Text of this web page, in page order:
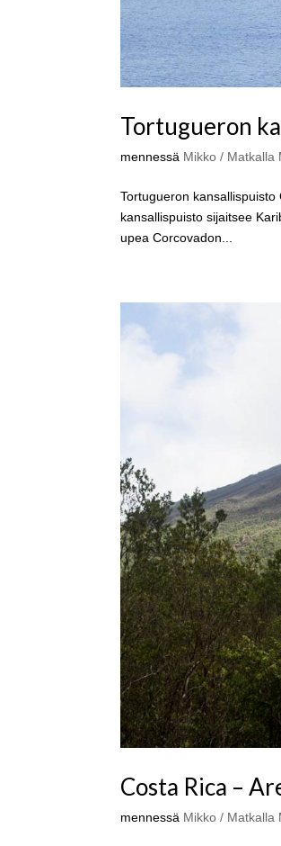
Tortugueron
mennessä Mikko / Matkalla
Tortugueron
kansallispuisto sijaitsee
upea Corcovadon...
Costa Rica –
mennessä Mikko / Matkalla